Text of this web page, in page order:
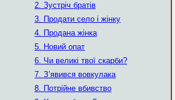
2. Зустріч братів
3. Продати село і жінку
4. Продана жінка
5. Новий опат
6. Чи великі твої скарби?
7. З’явився вовкулака
8. Потрійне вбивство